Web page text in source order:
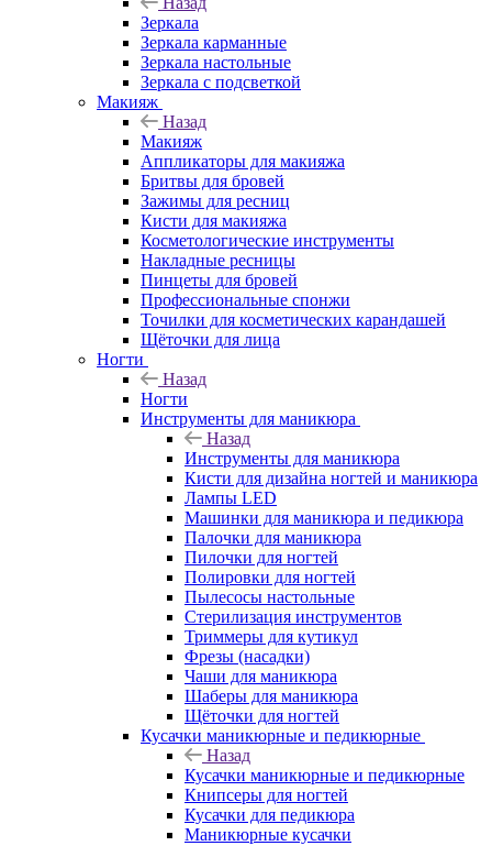
Зеркала
Зеркала карманные
Зеркала настольные
Зеркала с подсветкой
Макияж
Назад
Макияж
Аппликаторы для макияжа
Бритвы для бровей
Зажимы для ресниц
Кисти для макияжа
Косметологические инструменты
Накладные ресницы
Пинцеты для бровей
Профессиональные спонжи
Точилки для косметических карандашей
Щёточки для лица
Ногти
Назад
Ногти
Инструменты для маникюра
Назад
Инструменты для маникюра
Кисти для дизайна ногтей и маникюра
Лампы LED
Машинки для маникюра и педикюра
Палочки для маникюра
Пилочки для ногтей
Полировки для ногтей
Пылесосы настольные
Стерилизация инструментов
Триммеры для кутикул
Фрезы (насадки)
Чаши для маникюра
Шаберы для маникюра
Щёточки для ногтей
Кусачки маникюрные и педикюрные
Назад
Кусачки маникюрные и педикюрные
Книпсеры для ногтей
Кусачки для педикюра
Маникюрные кусачки